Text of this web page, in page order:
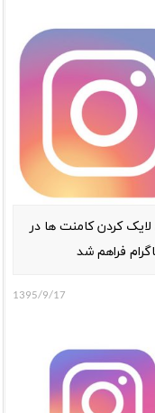
لایک کردن کامنت ها در
فراهم شد
1395/9/17